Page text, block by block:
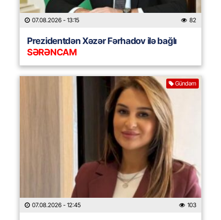
07.08.2026 - 13:15 82
Prezidentdən Xəzər Fərhadov ilə bağlı
SƏRƏNCAM
Gündəm
07.08.2026 - 12:45 103